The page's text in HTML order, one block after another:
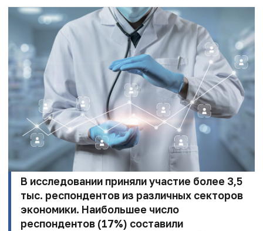
В исследовании приняли участие более 3,5
тыс. респондентов из различных секторов
экономики. Наибольшее число
респондентов (17%) составили